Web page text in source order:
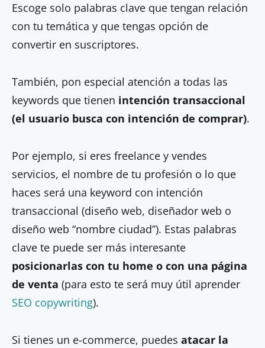
Escoge solo palabras clave que tengan relación
con tu temática y que tengas opción de
convertir en suscriptores.
También, pon especial atención a todas las
keywords que tienen intención transaccional
(el usuario busca con intención de comprar).
Por ejemplo, si eres freelance y vendes
servicios, el nombre de tu profesión o lo que
haces será una keyword con intención
transaccional (diseño web, diseñador web o
diseño web “nombre ciudad”). Estas palabras
clave te puede ser más interesante
posicionarlas con tu home o con una página
de venta (para esto te será muy útil aprender
SEO copywriting).
Si tienes un e-commerce, puedes atacar la